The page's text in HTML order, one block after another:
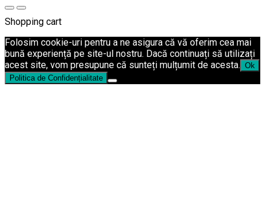
Shopping cart
Folosim cookie-uri pentru a ne asigura că vă oferim cea mai
bună experiență pe site-ul nostru. Dacă continuați să utilizați
acest site, vom presupune că sunteți mulțumit de acesta. Ok
Politica de Confidențialitate